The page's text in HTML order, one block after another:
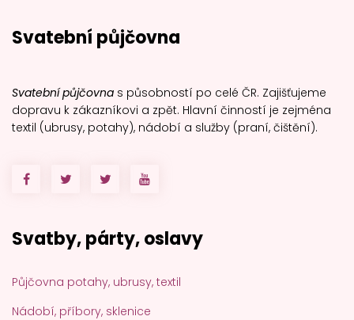
Svatební půjčovna
Svatební půjčovna s působností po celé ČR. Zajišťujeme
dopravu k zákazníkovi a zpět. Hlavní činností je zejména
textil (ubrusy, potahy), nádobí a služby (praní, čištění).
Svatby, párty, oslavy
Půjčovna potahy, ubrusy, textil
Nádobí, příbory, sklenice